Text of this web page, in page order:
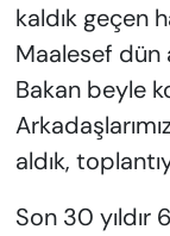
kaldık geçen
Maalesef dün
Bakan beyle
aldık,
Son 30 yıldır